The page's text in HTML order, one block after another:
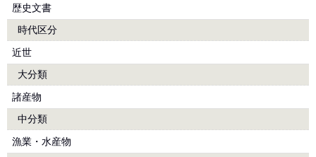
歴史文書
時代区分
近世
大分類
諸産物
中分類
漁業・水産物